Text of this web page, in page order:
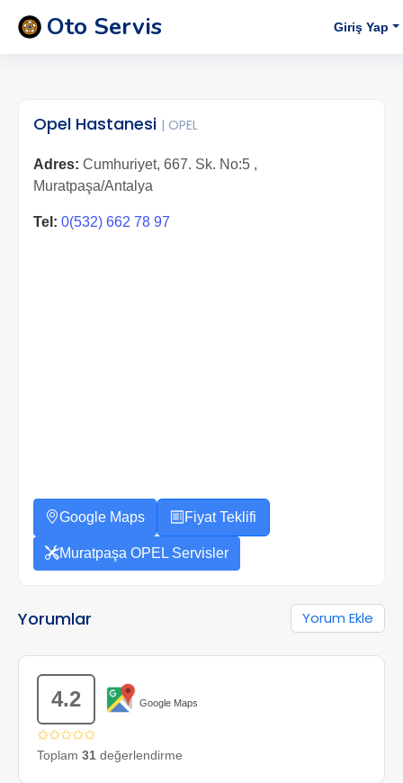
Oto Servis Giriş Yap
Opel Hastanesi | OPEL
Adres: Cumhuriyet, 667. Sk. No:5 ,
Muratpaşa/Antalya
Tel: 0(532) 662 78 97
Google Maps Fiyat Teklifi
Muratpaşa OPEL Servisler
Yorumlar Yorum Ekle
4.2 Google Maps
✩✩✩✩✩
Toplam 31 değerlendirme